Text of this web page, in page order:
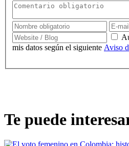
mis datos según el siguiente Aviso
Te puede